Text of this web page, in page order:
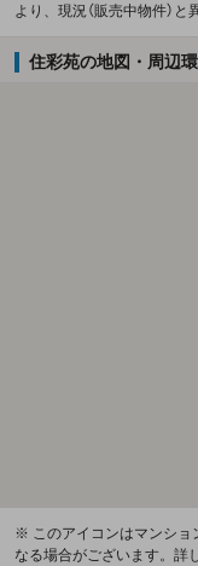
より、現況（販売中物件）と
住彩苑の地図・周辺
※ このアイコンはマンショ
なる場合がございます。詳